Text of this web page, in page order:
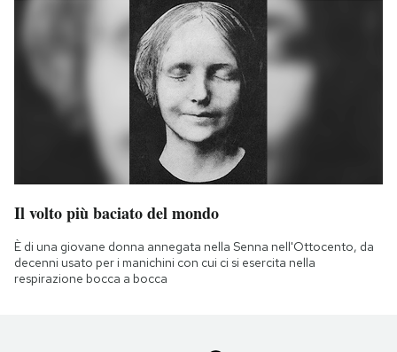
Il volto più baciato del mondo
È di una giovane donna annegata nella Senna nell'Ottocento, da
decenni usato per i manichini con cui ci si esercita nella
respirazione bocca a bocca